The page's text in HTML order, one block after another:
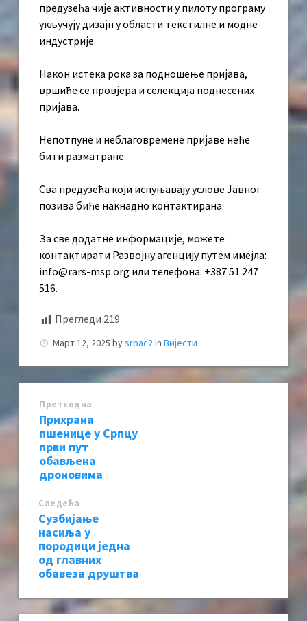
предузећа чије активности у пилоту програму
укључују дизајн у области текстилне и модне
индустрије.
Након истека рока за подношење пријава,
вршиће се провјера и селекција поднесених
пријава.
Непотпуне и неблаговремене пријаве неће
бити разматране.
Сва предузећа који испуњавају услове Јавног
позива биће накнадно контактирана.
За све додатне информације, можете
контактирати Развојну агенцију путем имејла:
info@rars-msp.org или телефона: +387 51 247
516.
Прегледи 219
Март 12, 2025 bysrbac2 in Вијести
Претходна
Прихрана
пшенице у Српцу
први пут
обављена
дроновима
Следећa
Сузбијање
насиља у
породици једна
од главних
обавеза друштва